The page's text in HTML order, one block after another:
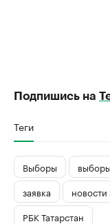
Подпишись на
Теги
Выборы
заявка
новости
РБК Татарстан